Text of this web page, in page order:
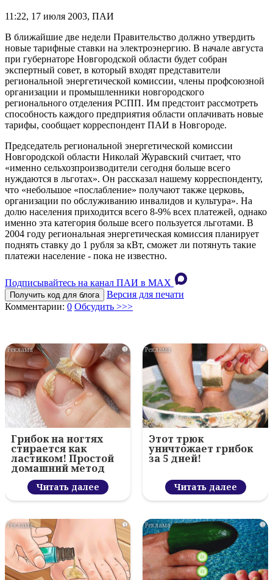
11:22, 17 июля 2003, ПАИ
В ближайшие две недели Правительство должно утвердить
новые тарифные ставки на электроэнергию. В начале августа
при губернаторе Новгородской области будет собран
экспертный совет, в который входят представители
региональной энергетической комиссии, члены профсоюзной
организации и промышленники новгородского
регионального отделения РСПП. Им предстоит рассмотреть
способность каждого предприятия области оплачивать новые
тарифы, сообщает корреспондент ПАИ в Новгороде.
Председатель региональной энергетической комиссии
Новгородской области Николай Журавский считает, что
«именно сельхозпроизводители сегодня больше всего
нуждаются в льготах». Он рассказал нашему корреспонденту,
что «небольшое «послабление» получают также церковь,
организации по обслуживанию инвалидов и культура». На
долю населения приходится всего 8-9% всех платежей, однако
именно эта категория больше всего пользуется льготами. В
2004 году региональная энергетическая комиссия планирует
поднять ставку до 1 рубля за кВт, сможет ли потянуть такие
платежи население - пока не известно.
Подписывайтесь на канал ПАИ в MAХ
Получить код для блога
Версия для печати
Комментарии: 0 Обсудить >>>
i
Грибок на ногтях
стирается как
ластиком! Простой
домашний метод
Читать далее
i
Этот трюк
уничтожает грибок
за 5 дней!
Читать далее
i i